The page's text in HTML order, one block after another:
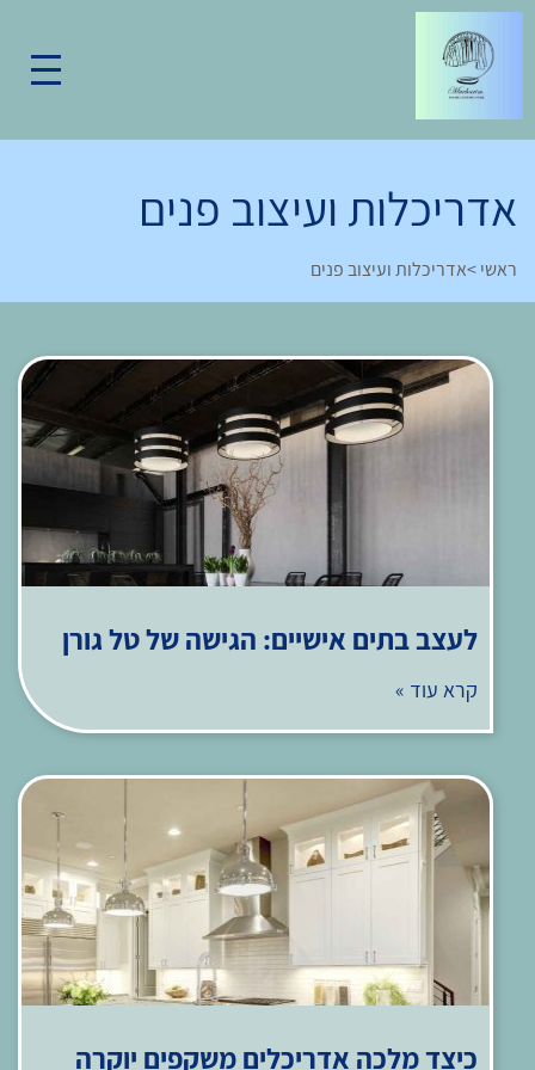
אדריכלות ועיצוב פנים
ראשי>אדריכלות ועיצוב פנים
לעצב בתים אישיים: הגישה של טל גורן
קרא עוד »
כיצד מלכה אדריכלים משקפים יוקרה